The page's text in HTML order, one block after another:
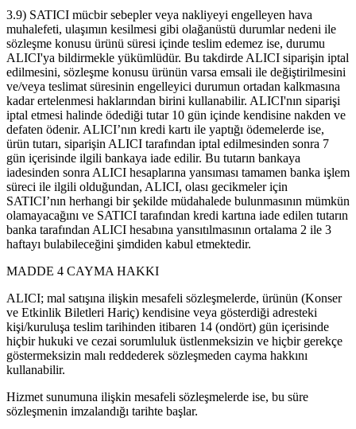
3.9) SATICI mücbir sebepler veya nakliyeyi engelleyen hava
muhalefeti, ulaşımın kesilmesi gibi olağanüstü durumlar nedeni ile
sözleşme konusu ürünü süresi içinde teslim edemez ise, durumu
ALICI'ya bildirmekle yükümlüdür. Bu takdirde ALICI siparişin iptal
edilmesini, sözleşme konusu ürünün varsa emsali ile değiştirilmesini
ve/veya teslimat süresinin engelleyici durumun ortadan kalkmasına
kadar ertelenmesi haklarından birini kullanabilir. ALICI'nın siparişi
iptal etmesi halinde ödediği tutar 10 gün içinde kendisine nakden ve
defaten ödenir. ALICI’nın kredi kartı ile yaptığı ödemelerde ise,
ürün tutarı, siparişin ALICI tarafından iptal edilmesinden sonra 7
gün içerisinde ilgili bankaya iade edilir. Bu tutarın bankaya
iadesinden sonra ALICI hesaplarına yansıması tamamen banka işlem
süreci ile ilgili olduğundan, ALICI, olası gecikmeler için
SATICI’nın herhangi bir şekilde müdahalede bulunmasının mümkün
olamayacağını ve SATICI tarafından kredi kartına iade edilen tutarın
banka tarafından ALICI hesabına yansıtılmasının ortalama 2 ile 3
haftayı bulabileceğini şimdiden kabul etmektedir.
MADDE 4 CAYMA HAKKI
ALICI; mal satışına ilişkin mesafeli sözleşmelerde, ürünün (Konser
ve Etkinlik Biletleri Hariç) kendisine veya gösterdiği adresteki
kişi/kuruluşa teslim tarihinden itibaren 14 (ondört) gün içerisinde
hiçbir hukuki ve cezai sorumluluk üstlenmeksizin ve hiçbir gerekçe
göstermeksizin malı reddederek sözleşmeden cayma hakkını
kullanabilir.
Hizmet sunumuna ilişkin mesafeli sözleşmelerde ise, bu süre
sözleşmenin imzalandığı tarihte başlar.